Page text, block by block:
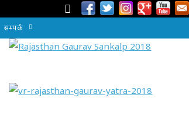
सम्पर्क